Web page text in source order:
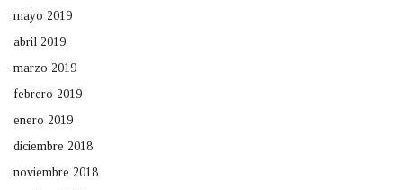
mayo 2019
abril 2019
marzo 2019
febrero 2019
enero 2019
diciembre 2018
noviembre 2018